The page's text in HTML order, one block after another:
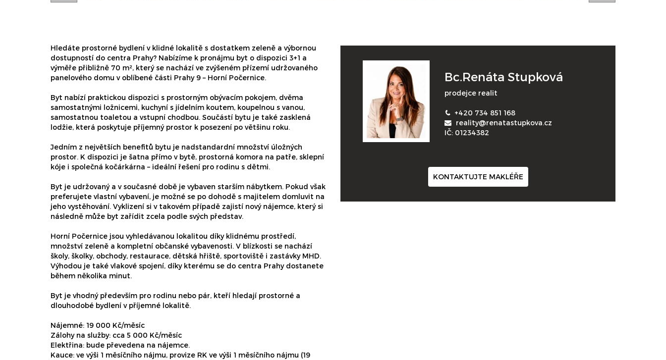
Hledáte prostorné bydlení v klidné lokalitě s dostatkem zeleně a výbornou
dostupností do centra Prahy? Nabízíme k pronájmu byt o dispozici 3+1 a
výměře přibližně 70 m², který se nachází ve zvýšeném přízemí udržovaného
panelového domu v oblíbené části Prahy 9 – Horní Počernice.
Byt nabízí praktickou dispozici s prostorným obývacím pokojem, dvěma
samostatnými ložnicemi, kuchyní s jídelním koutem, koupelnou s vanou,
samostatnou toaletou a vstupní chodbou. Součástí bytu je také zasklená
lodžie, která poskytuje příjemný prostor k posezení po většinu roku.
Jedním z největších benefitů bytu je nadstandardní množství úložných
prostor. K dispozici je šatna přímo v bytě, prostorná komora na patře, sklepní
kóje i společná kočárkárna – ideální řešení pro rodinu s dětmi.
Byt je udržovaný a v současné době je vybaven starším nábytkem. Pokud však
preferujete vlastní vybavení, je možné se po dohodě s majitelem domluvit na
jeho vystěhování. Vyklizení si v takovém případě zajistí nový nájemce, který si
následně může byt zařídit zcela podle svých představ.
Horní Počernice jsou vyhledávanou lokalitou díky klidnému prostředí,
množství zeleně a kompletní občanské vybavenosti. V blízkosti se nachází
školy, školky, obchody, restaurace, dětská hřiště, sportoviště i zastávky MHD.
Výhodou je také vlakové spojení, díky kterému se do centra Prahy dostanete
během několika minut.
Byt je vhodný především pro rodinu nebo pár, kteří hledají prostorné a
dlouhodobé bydlení v příjemné lokalitě.
Nájemné: 19 000 Kč/měsíc
Zálohy na služby: cca 5 000 Kč/měsíc
Elektřina: bude převedena na nájemce.
Kauce: ve výši 1 měsíčního nájmu, provize RK ve výši 1 měsíčního nájmu (19
Bc.Renáta Stupková
prodejce realit
+420 734 851 168
reality@renatastupkova.cz
IČ: 01234382
KONTAKTUJTE MAKLÉŘE